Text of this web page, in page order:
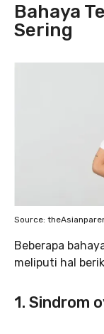
Bahaya
Sering
Source:
Beberapa
meliputi hal
1. Sindrom